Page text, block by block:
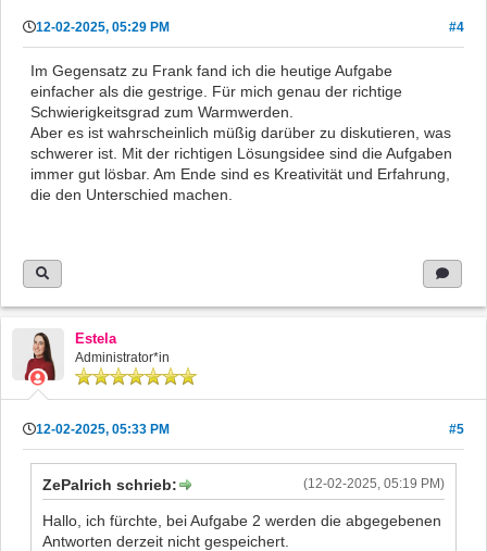
12-02-2025, 05:29 PM #4
Im Gegensatz zu Frank fand ich die heutige Aufgabe
einfacher als die gestrige. Für mich genau der richtige
Schwierigkeitsgrad zum Warmwerden.
Aber es ist wahrscheinlich müßig darüber zu diskutieren, was
schwerer ist. Mit der richtigen Lösungsidee sind die Aufgaben
immer gut lösbar. Am Ende sind es Kreativität und Erfahrung,
die den Unterschied machen.
Estela
Administrator*in
12-02-2025, 05:33 PM #5
(12-02-2025, 05:19 PM)
ZePalrich schrieb:
Hallo, ich fürchte, bei Aufgabe 2 werden die abgegebenen
Antworten derzeit nicht gespeichert.